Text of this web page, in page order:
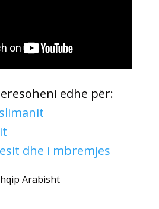
edhe për:
dhe i mbremjes
Arabisht